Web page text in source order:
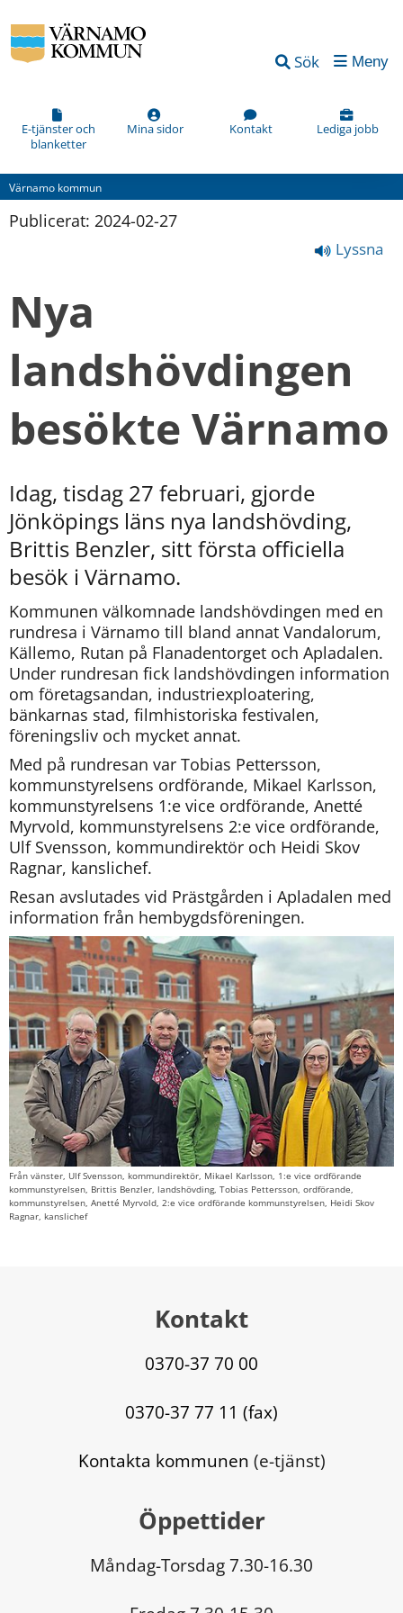
Sök Meny
E-tjänster och
blanketter
Mina sidor Kontakt Lediga jobb
Värnamo kommun
Publicerat: 2024-02-27
Lyssna
Nya
landshövdingen
besökte Värnamo
Idag, tisdag 27 februari, gjorde
Jönköpings läns nya landshövding,
Brittis Benzler, sitt första officiella
besök i Värnamo.
Kommunen välkomnade landshövdingen med en
rundresa i Värnamo till bland annat Vandalorum,
Källemo, Rutan på Flanadentorget och Apladalen.
Under rundresan fick landshövdingen information
om företagsandan, industriexploatering,
bänkarnas stad, filmhistoriska festivalen,
föreningsliv och mycket annat.
Med på rundresan var Tobias Pettersson,
kommunstyrelsens ordförande, Mikael Karlsson,
kommunstyrelsens 1:e vice ordförande, Anetté
Myrvold, kommunstyrelsens 2:e vice ordförande,
Ulf Svensson, kommundirektör och Heidi Skov
Ragnar, kanslichef.
Resan avslutades vid Prästgården i Apladalen med
information från hembygdsföreningen.
Från vänster, Ulf Svensson, kommundirektör, Mikael Karlsson, 1:e vice ordförande
kommunstyrelsen, Brittis Benzler, landshövding, Tobias Pettersson, ordförande,
kommunstyrelsen, Anetté Myrvold, 2:e vice ordförande kommunstyrelsen, Heidi Skov
Ragnar, kanslichef
Kontakt
0370-37 70 00
0370-37 77 11 (fax)
Kontakta kommunen (e-tjänst)
Öppettider
Måndag-Torsdag 7.30-16.30